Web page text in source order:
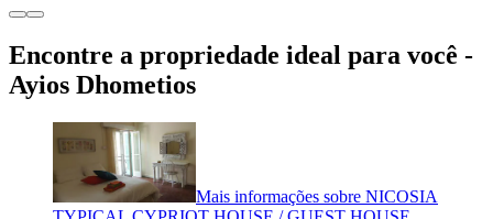
Encontre a propriedade ideal para você -
Ayios Dhometios
Mais informações sobre NICOSIA